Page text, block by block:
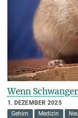
Wenn
1. DEZEMBER 2025
Gehirn
Medizin